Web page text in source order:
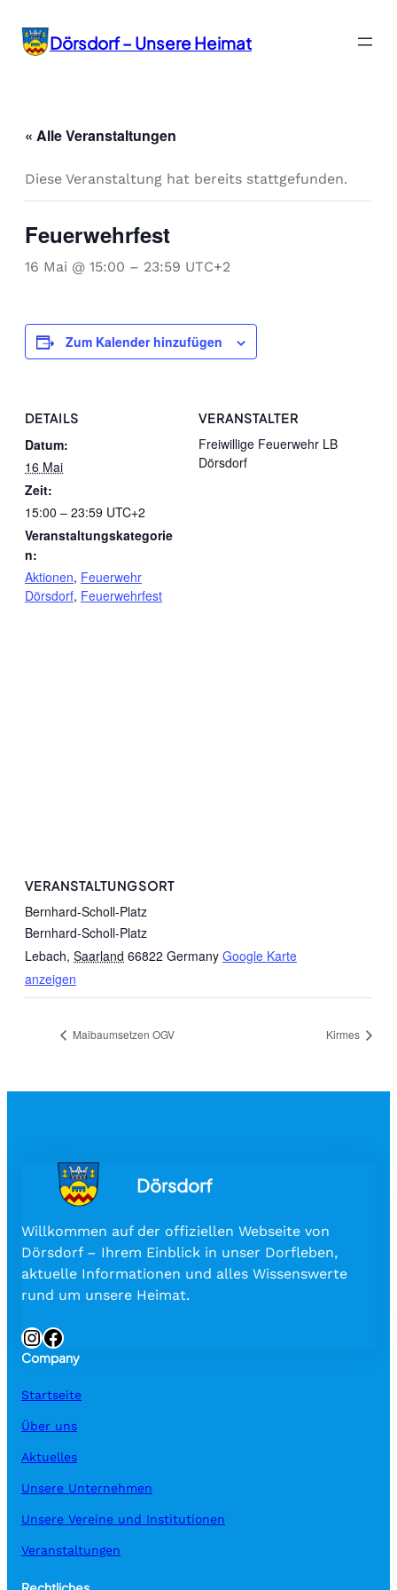
Dörsdorf – Unsere Heimat
« Alle Veranstaltungen
Diese Veranstaltung hat bereits stattgefunden.
Feuerwehrfest
16 Mai @ 15:00 – 23:59 UTC+2
Zum Kalender hinzufügen
DETAILS
Datum:
16 Mai
Zeit:
15:00 – 23:59 UTC+2
Veranstaltungskategorie
n:
Aktionen, Feuerwehr
Dörsdorf, Feuerwehrfest
VERANSTALTER
Freiwillige Feuerwehr LB
Dörsdorf
VERANSTALTUNGSORT
Bernhard-Scholl-Platz
Bernhard-Scholl-Platz
Lebach, Saarland 66822 Germany Google Karte
anzeigen
Maibaumsetzen OGV Kirmes
Dörsdorf
Willkommen auf der offiziellen Webseite von
Dörsdorf – Ihrem Einblick in unser Dorfleben,
aktuelle Informationen und alles Wissenswerte
rund um unsere Heimat.
InstagramFacebook
Company
Startseite
Über uns
Aktuelles
Unsere Unternehmen
Unsere Vereine und Institutionen
Veranstaltungen